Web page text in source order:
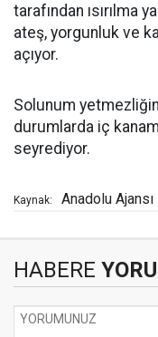
tarafından ısırılma
ateş, yorgunluk ve
açıyor.
Solunum
durumlarda iç
seyrediyor.
Kaynak: Anadolu Ajansı
HABERE